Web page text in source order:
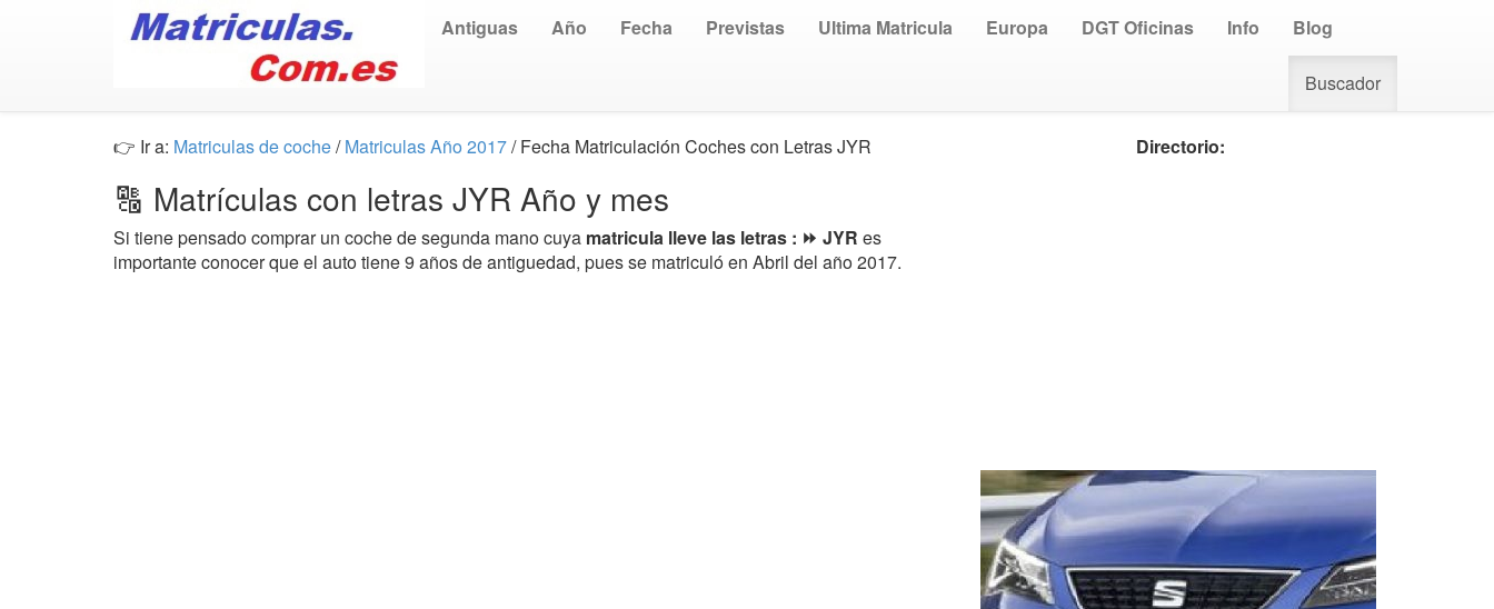
Antiguas Año Fecha Previstas Ultima Matricula Europa DGT Oficinas Info Blog
Buscador
👉 Ir a: Matriculas de coche/Matriculas Año 2017/ Fecha Matriculación Coches con Letras JYR
🔠 Matrículas con letras JYR Año y mes
Si tiene pensado comprar un coche de segunda mano cuya matricula lleve las letras : ⏩ JYR es
importante conocer que el auto tiene 9 años de antiguedad, pues se matriculó en Abril del año 2017.
Directorio: